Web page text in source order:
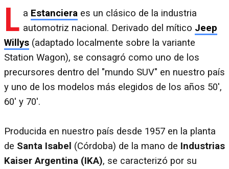
L a Estanciera es un clásico de la industria
automotriz nacional. Derivado del mítico Jeep
Willys (adaptado localmente sobre la variante
Station Wagon), se consagró como uno de los
precursores dentro del "mundo SUV" en nuestro país
y uno de los modelos más elegidos de los años 50',
60' y 70'.
Producida en nuestro país desde 1957 en la planta
de Santa Isabel (Córdoba) de la mano de Industrias
Kaiser Argentina (IKA), se caracterizó por su